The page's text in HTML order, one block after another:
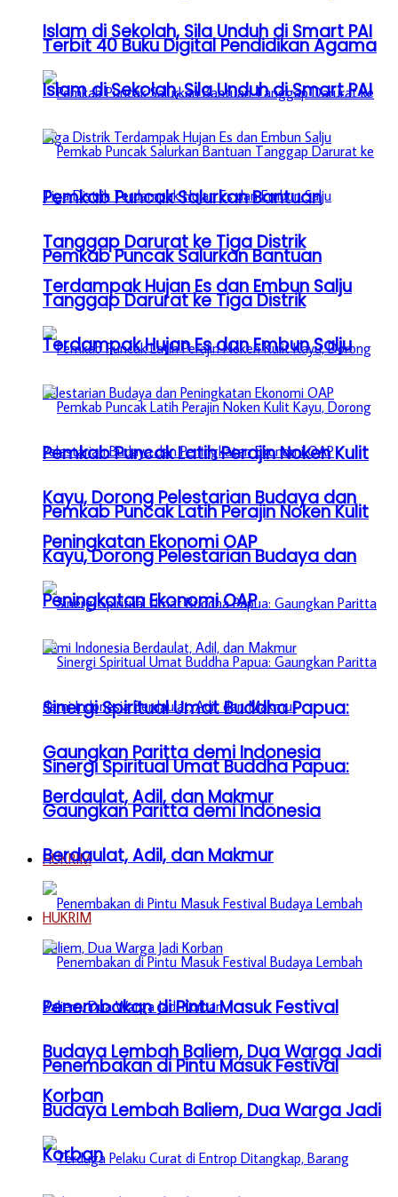
Islam di Sekolah, Sila Unduh di Smart PAI
Pemkab Puncak Salurkan Bantuan
Tanggap Darurat ke Tiga Distrik
Terdampak Hujan Es dan Embun Salju
Pemkab Puncak Latih Perajin Noken Kulit
Kayu, Dorong Pelestarian Budaya dan
Peningkatan Ekonomi OAP
Sinergi Spiritual Umat Buddha Papua:
Gaungkan Paritta demi Indonesia
Berdaulat, Adil, dan Makmur
HUKRIM
Penembakan di Pintu Masuk Festival
Budaya Lembah Baliem, Dua Warga Jadi
Korban
Terbit 40 Buku Digital Pendidikan Agama
Islam di Sekolah, Sila Unduh di Smart PAI
Pemkab Puncak Salurkan Bantuan
Tanggap Darurat ke Tiga Distrik
Terdampak Hujan Es dan Embun Salju
Pemkab Puncak Latih Perajin Noken Kulit
Kayu, Dorong Pelestarian Budaya dan
Peningkatan Ekonomi OAP
Sinergi Spiritual Umat Buddha Papua:
Gaungkan Paritta demi Indonesia
Berdaulat, Adil, dan Makmur
HUKRIM
Penembakan di Pintu Masuk Festival
Budaya Lembah Baliem, Dua Warga Jadi
Korban